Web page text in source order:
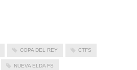
COPA DEL REY CTFS
NUEVA ELDA FS